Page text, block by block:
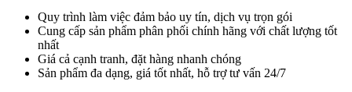
Quy trình làm việc đảm bảo uy tín, dịch vụ trọn gói
Cung cấp sản phẩm phân phối chính hãng với chất lượng tốt
nhất
Giá cả cạnh tranh, đặt hàng nhanh chóng
Sản phẩm đa dạng, giá tốt nhất, hỗ trợ tư vấn 24/7